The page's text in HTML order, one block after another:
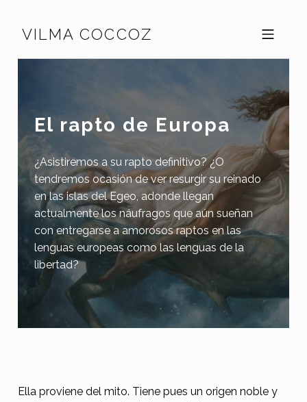
VILMA COCCOZ
MOBILE MENU
El rapto de Europa
¿Asistiremos a su rapto definitivo? ¿O
tendremos ocasión de ver resurgir su reinado
en las islas del Egeo, adonde llegan
actualmente los náufragos que aún sueñan
con entregarse a amorosos raptos en las
lenguas europeas como las lenguas de la
libertad?
E
Ella proviene del mito. Tiene pues un origen noble y